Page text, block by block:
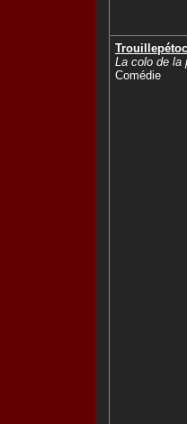
La colo de la
Comédie